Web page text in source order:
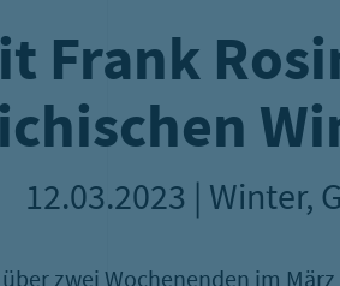
Frank
12.03.2023 | Winter,